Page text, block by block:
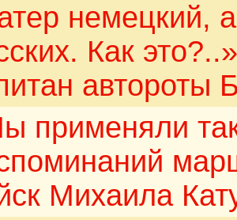
немецкий,
Как
автороты
применяли
Михаила